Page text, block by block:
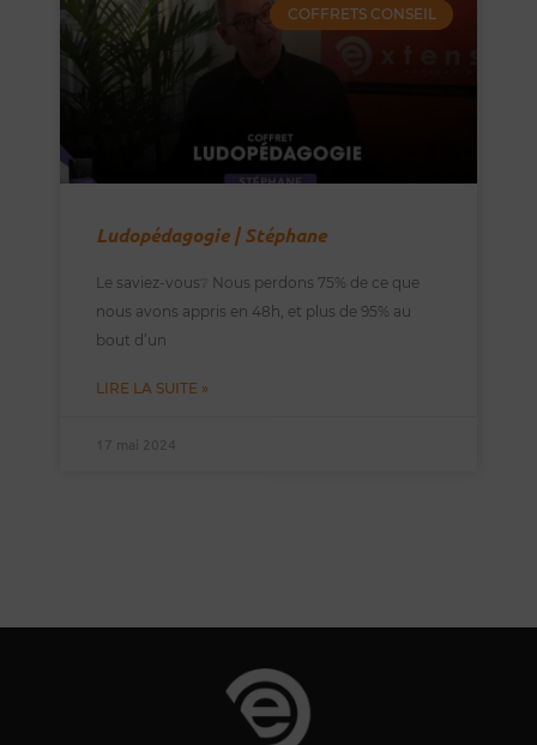
COFFRETS CONSEIL
Ludopédagogie | Stéphane
Le saviez-vous❔ Nous perdons 75% de ce que
nous avons appris en 48h, et plus de 95% au
bout d’un
LIRE LA SUITE »
17 mai 2024